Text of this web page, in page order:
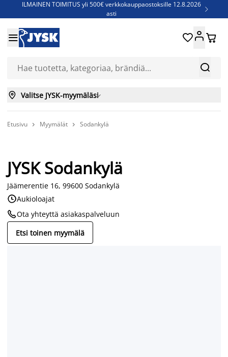
ILMAINEN TOIMITUS yli 500€ verkkokauppaostoksille 12.8.2026
asti

Jenkkisänkyjä - Säästä jopa 60%


 
 Valitse JYSK-myymäläsi
Etusivu  Myymälät  Sodankylä
JYSK Sodankylä
Jäämerentie 16, 99600 Sodankylä
Aukioloajat
Ota yhteyttä asiakaspalveluun
Etsi toinen myymälä